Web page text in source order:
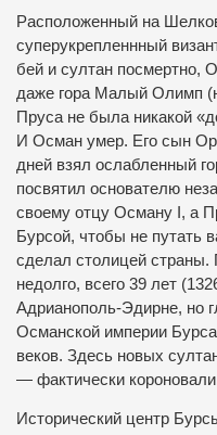
Расположенный на
суперукрепленнный
бей и султан посмертно,
даже гора Малый Олимп
Пруса не была никакой
И Осман умер. Его сын
дней взял ослабленный
посвятил основателю
своему отцу Осману І, а
Бурсой, чтобы не путать
сделал столицей
недолго, всего 39 лет
Адрианополь-Эдирне, но
Османской империи
веков. Здесь новых
— фактически
Исторический центр